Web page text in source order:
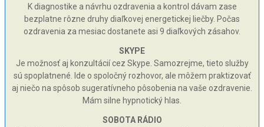
K diagnostike a návrhu ozdravenia a kontrol dávam zase
bezplatne rôzne druhy diaľkovej energetickej liečby. Počas
ozdravenia za mesiac dostanete asi 9 diaľkových zásahov.
SKYPE
Je možnosť aj konzultácií cez Skype. Samozrejme, tieto služby
sú spoplatnené. Ide o spoločný rozhovor, ale môžem praktizovať
aj niečo na spôsob sugeratívneho pôsobenia na vaše ozdravenie.
Mám silne hypnotický hlas.
SOBOTA RÁDIO